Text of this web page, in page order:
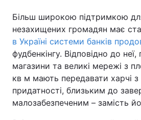
Більш широкою підтримкою
незахищених громадян має
в Україні системи банків
фудбенкінгу. Відповідно до неї,
магазини та великі мережі з
кв м мають передавати харчі
придатності, близьким до
малозабезпеченим – замість